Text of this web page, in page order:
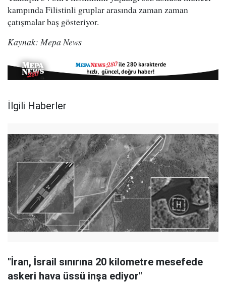
kampında Filistinli gruplar arasında zaman zaman
çatışmalar baş gösteriyor.
Kaynak: Mepa News
İlgili Haberler
"İran, İsrail sınırına 20 kilometre mesefede
askeri hava üssü inşa ediyor"